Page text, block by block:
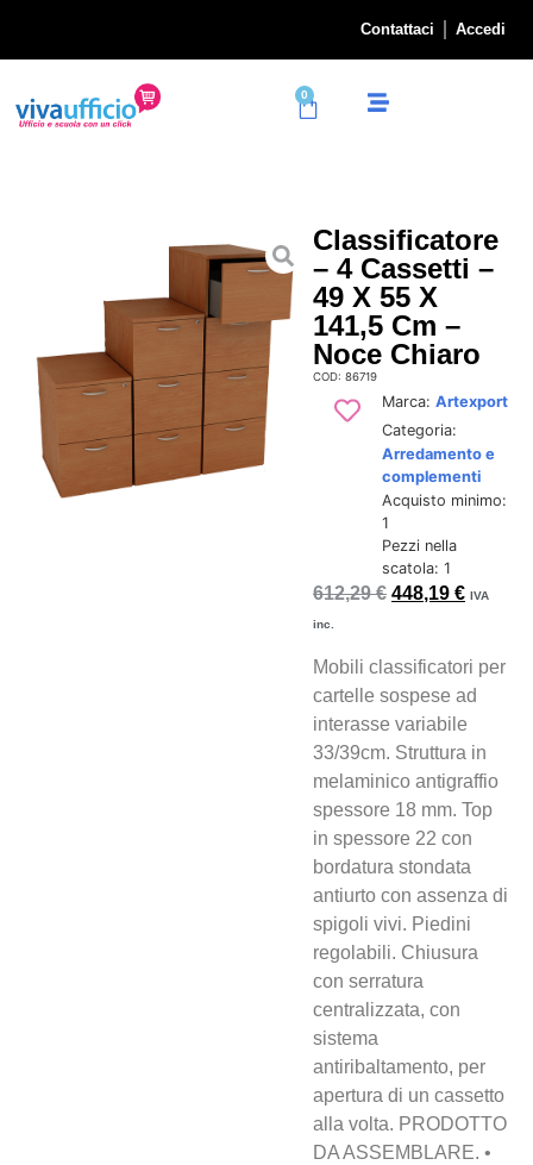
Contattaci Accedi
0
Classificatore
– 4 Cassetti –
49 X 55 X
141,5 Cm –
Noce Chiaro
COD: 86719
Marca: Artexport
Categoria:
Arredamento e
complementi
Acquisto minimo:
1
Pezzi nella
scatola: 1
612,29€ 448,19€ IVA
inc.
Mobili classificatori per
cartelle sospese ad
interasse variabile
33/39cm. Struttura in
melaminico antigraffio
spessore 18 mm. Top
in spessore 22 con
bordatura stondata
antiurto con assenza di
spigoli vivi. Piedini
regolabili. Chiusura
con serratura
centralizzata, con
sistema
antiribaltamento, per
apertura di un cassetto
alla volta. PRODOTTO
DA ASSEMBLARE. •